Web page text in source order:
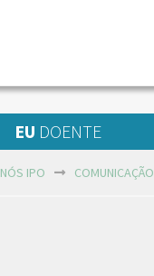
EU DOENTE
NÓS IPO COMUNICAÇÃO